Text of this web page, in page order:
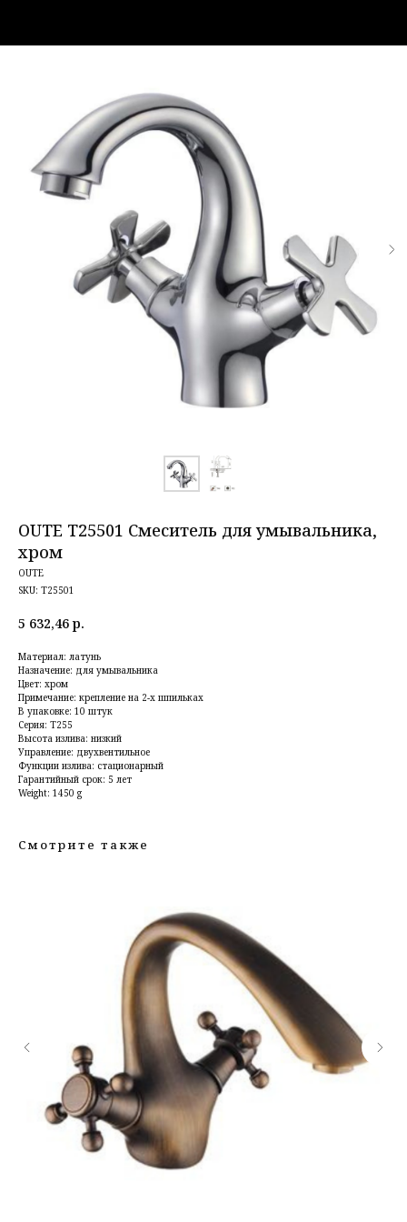
OUTE T25501 Смеситель для умывальника,
хром
OUTE
SKU: T25501
5 632,46 р.
Материал: латунь
Назначение: для умывальника
Цвет: хром
Примечание: крепление на 2-х шпильках
В упаковке: 10 штук
Серия: T255
Высота излива: низкий
Управление: двухвентильное
Функции излива: стационарный
Гарантийный срок: 5 лет
Weight: 1450 g
Смотрите также